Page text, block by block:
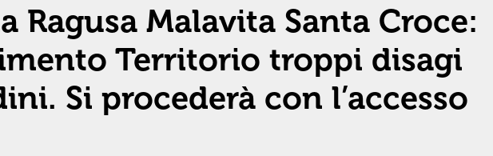
Ragusa Malavita Santa Croce:
Territorio troppi disagi
Si procederà con l’accesso